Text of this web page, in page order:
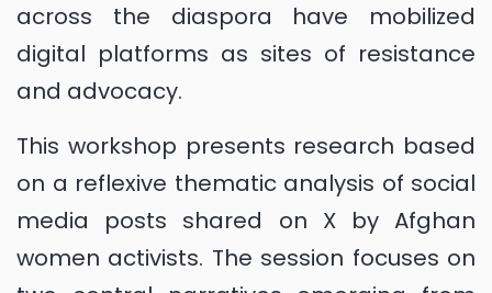
across the diaspora have mobilized
digital platforms as sites of resistance
and advocacy.
This workshop presents research based
on a reflexive thematic analysis of social
media posts shared on X by Afghan
women activists. The session focuses on